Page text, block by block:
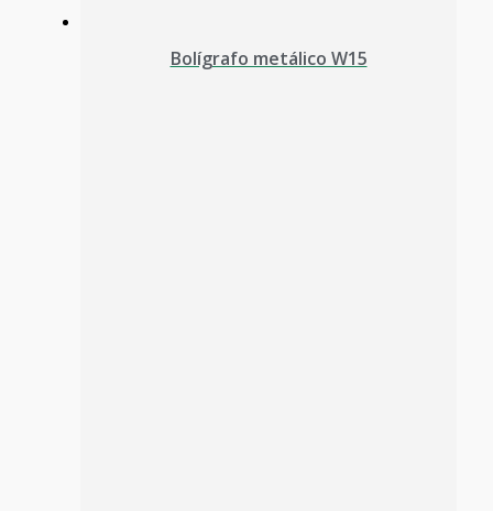
Bolígrafo metálico W15